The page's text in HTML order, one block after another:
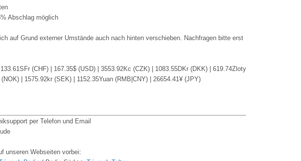
Abschlag möglich
auf Grund externer Umstände auch nach hinten verschieben. Nachfragen bitte erst
(CHF) | 167.35$ (USD) | 3553.92Kc (CZK) | 1083.55DKr (DKK) | 619.74Zloty
| 1575.92kr (SEK) | 1152.35Yuan (RMB|CNY) | 26654.41¥ (JPY)
per Telefon und Email
unseren Webseiten vorbei: